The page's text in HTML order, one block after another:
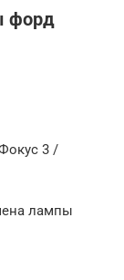
форд
3 /
лампы